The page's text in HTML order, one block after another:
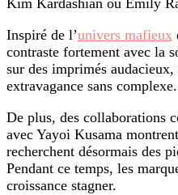
Kim Kardashian ou Emily
Inspiré de l’univers mafieux
contraste fortement avec la
sur des imprimés
extravagance sans complexe.
De plus, des collaborations
avec Yayoi Kusama
recherchent désormais des
Pendant ce temps, les
croissance stagner.